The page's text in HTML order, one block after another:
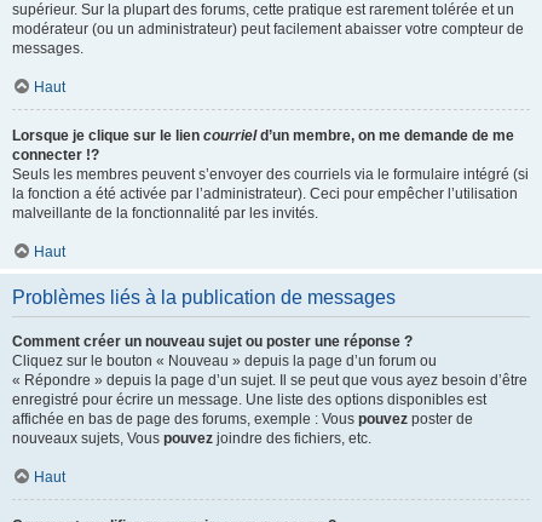
supérieur. Sur la plupart des forums, cette pratique est rarement tolérée et un
modérateur (ou un administrateur) peut facilement abaisser votre compteur de
messages.
Haut
Lorsque je clique sur le lien courrield’un membre, on me demande de me
connecter !?
Seuls les membres peuvent s’envoyer des courriels via le formulaire intégré (si
la fonction a été activée par l’administrateur). Ceci pour empêcher l’utilisation
malveillante de la fonctionnalité par les invités.
Haut
Problèmes liés à la publication de messages
Comment créer un nouveau sujet ou poster une réponse ?
Cliquez sur le bouton « Nouveau » depuis la page d’un forum ou
« Répondre » depuis la page d’un sujet. Il se peut que vous ayez besoin d’être
enregistré pour écrire un message. Une liste des options disponibles est
affichée en bas de page des forums, exemple : Vous pouvez poster de
nouveaux sujets, Vous pouvez joindre des fichiers, etc.
Haut